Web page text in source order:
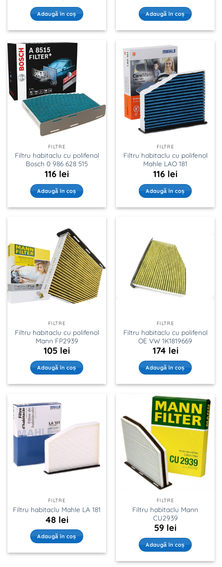
Adaugă în coș Adaugă în coș
FILTRE
Filtru habitaclu cu polifenol
Bosch 0 986 628 515
116 lei
Adaugă în coș
FILTRE
Filtru habitaclu cu polifenol
Mahle LAO 181
116 lei
Adaugă în coș
FILTRE
Filtru habitaclu cu polifenol
Mann FP2939
105 lei
Adaugă în coș
FILTRE
Filtru habitaclu cu polifenol
OE VW 1K1819669
174 lei
Adaugă în coș
FILTRE
Filtru habitaclu Mahle LA 181
48 lei
Adaugă în coș
FILTRE
Filtru habitaclu Mann
CU2939
59 lei
Adaugă în coș